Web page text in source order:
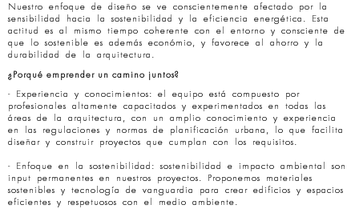
Nuestro enfoque de diseño se ve conscientemente afectado por la
sensibilidad hacia la sostenibilidad y la eficiencia energética. Esta
actitud es al mismo tiempo coherente con el entorno y consciente de
que lo sostenible es además económio, y favorece al ahorro y la
durabilidad de la arquitectura.
¿Porqué emprender un camino juntos?
- Experiencia y conocimientos: el equipo está compuesto por
profesionales altamente capacitados y experimentados en todas las
áreas de la arquitectura, con un amplio conocimiento y experiencia
en las regulaciones y normas de planificación urbana, lo que facilita
diseñar y construir proyectos que cumplan con los requisitos.
- Enfoque en la sostenibilidad: sostenibilidad e impacto ambiental son
input permanentes en nuestros proyectos. Proponemos materiales
sostenibles y tecnología de vanguardia para crear edificios y espacios
eficientes y respetuosos con el medio ambiente.